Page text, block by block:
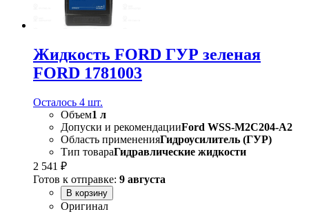
Жидкость FORD ГУР зеленая
FORD 1781003
Осталось 4 шт.
Объем1 л
Допуски и рекомендацииFord WSS-M2C204-A2
Область примененияГидроусилитель (ГУР)
Тип товараГидравлические жидкости
2 541 ₽
Готов к отправке: 9 августа
В корзину
Оригинал